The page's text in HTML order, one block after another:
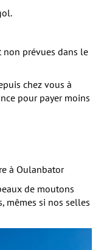
prévues dans le
chez vous à
pour payer moins
à Oulanbator
de moutons
mêmes si nos selles